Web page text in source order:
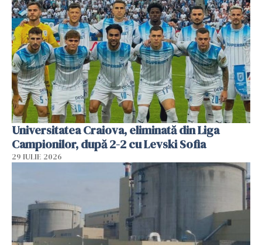
Universitatea Craiova, eliminată din Liga
Campionilor, după 2-2 cu Levski Sofia
29 IULIE 2026